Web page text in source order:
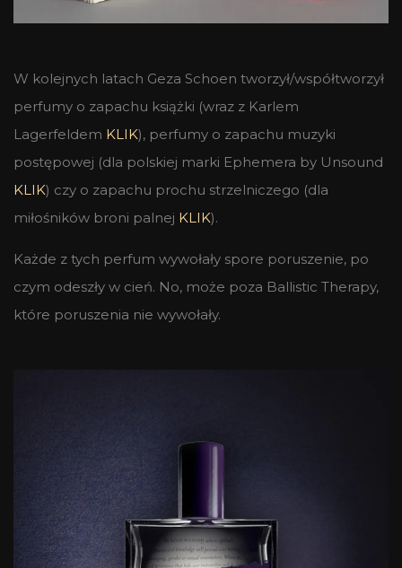
W kolejnych latach Geza Schoen tworzył/współtworzył
perfumy o zapachu książki (wraz z Karlem
Lagerfeldem KLIK), perfumy o zapachu muzyki
postępowej (dla polskiej marki Ephemera by Unsound
KLIK) czy o zapachu prochu strzelniczego (dla
miłośników broni palnej KLIK).
Każde z tych perfum wywołały spore poruszenie, po
czym odeszły w cień. No, może poza Ballistic Therapy,
które poruszenia nie wywołały.